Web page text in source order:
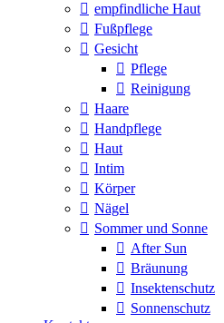
empfindliche Haut
Fußpflege
Gesicht
Pflege
Reinigung
Haare
Handpflege
Haut
Intim
Körper
Nägel
Sommer und Sonne
After Sun
Bräunung
Insektenschutz
Sonnenschutz